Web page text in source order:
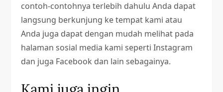
contoh-contohnya terlebih dahulu Anda dapat
langsung berkunjung ke tempat kami atau
Anda juga dapat dengan mudah melihat pada
halaman sosial media kami seperti Instagram
dan juga Facebook dan lain sebagainya.